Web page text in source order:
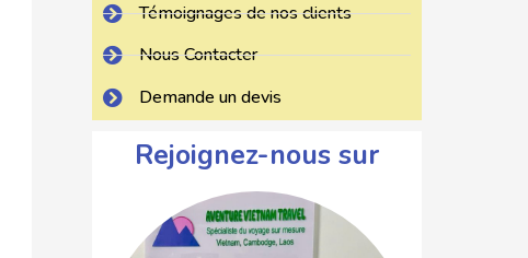
Témoignages de nos clients
Nous Contacter
Demande un devis
Rejoignez-nous sur